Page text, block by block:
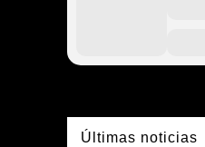
Últimas noticias